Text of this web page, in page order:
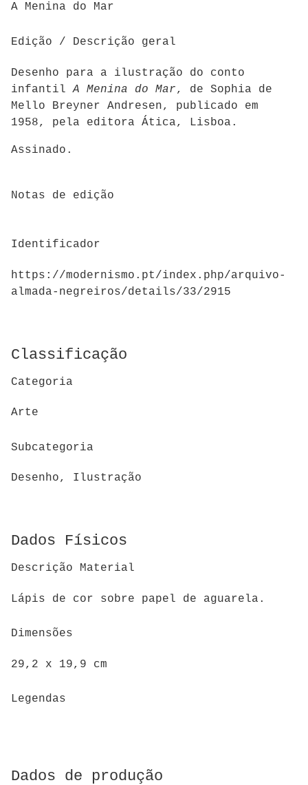
A Menina do Mar
Edição / Descrição geral
Desenho para a ilustração do conto
infantilA Menina do Mar, de Sophia de
Mello Breyner Andresen, publicado em
1958, pela editora Ática, Lisboa.
Assinado.
Notas de edição
Identificador
https://modernismo.pt/index.php/arquivo-
almada-negreiros/details/33/2915
Classificação
Categoria
Arte
Subcategoria
Desenho, Ilustração
Dados Físicos
Descrição Material
Lápis de cor sobre papel de aguarela.
Dimensões
29,2 x 19,9 cm
Legendas
Dados de produção